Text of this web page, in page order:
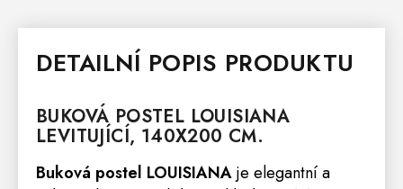
DETAILNÍ POPIS PRODUKTU
BUKOVÁ POSTEL LOUISIANA
LEVITUJÍCÍ, 140X200 CM.
Buková postel LOUISIANAje elegantní a